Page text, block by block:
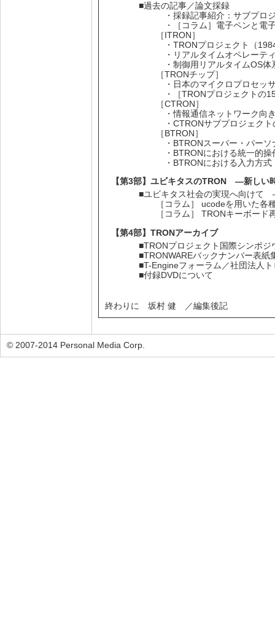
■過去の記事／論文採録
・採録記事紹介：サブプロ
・［コラム］電子ペンと電
［ITRON］
・TRONプロジェクト（
・リアルタイムオペレーテ
・制御用リアルタイムOS体
［TRONチップ］
・日本のマイクロプロセッ
・［TRONプロジェクトの
［CTRON］
・情報通信ネットワーク向
・CTRONサブプロジェクト
［BTRON］
・BTRONスーパー・パーソ
・BTRONにおける統一的操
・BTRONにおける入力方式
【第3部】ユビキタスのTRON ―新しい
■ユビキタス社会の実現へ向け
［コラム］ ucodeを用いた各
［コラム］ TRONキーボード
【第4部】TRONアーカイブ
■TRONプロジェクト国際シンポ
■TRONWAREバックナンバー表紙
■T-Engineフォーラム／社団法人
■付録DVDについて
終わりに 坂村 健 ／編集後記
© 2007-2014 Personal Media Corp.